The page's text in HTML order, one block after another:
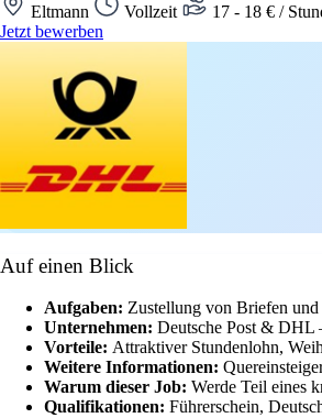
Eltmann Vollzeit 17 - 18 € /
Jetzt bewerben
Auf einen Blick
Aufgaben: Zustellung von Briefen
Unternehmen: Deutsche Post & DHL
Vorteile: Attraktiver Stundenlohn,
Weitere Informationen:
Warum dieser Job: Werde Teil eines
Qualifikationen: Führerschein,